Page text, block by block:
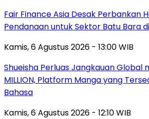
Fair Finance Asia Desak Perbankan
Pendanaan untuk Sektor Batu Bara di
Kamis, 6 Agustus 2026 - 13:00 WIB
Shueisha Perluas Jangkauan Global
MILLION, Platform Manga yang
Bahasa
Kamis, 6 Agustus 2026 - 12:10 WIB